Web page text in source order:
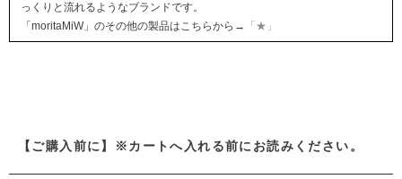
っくりと流れるようなブランドです。
「moritaMiW」のその他の製品はこちらから→
「★」
【ご購入前に】※カートへ入れる前にお読みください。